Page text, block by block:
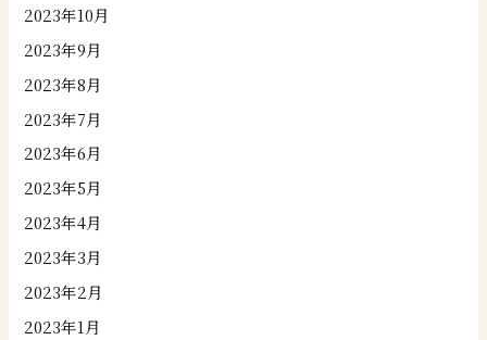
2023年10月
2023年9月
2023年8月
2023年7月
2023年6月
2023年5月
2023年4月
2023年3月
2023年2月
2023年1月